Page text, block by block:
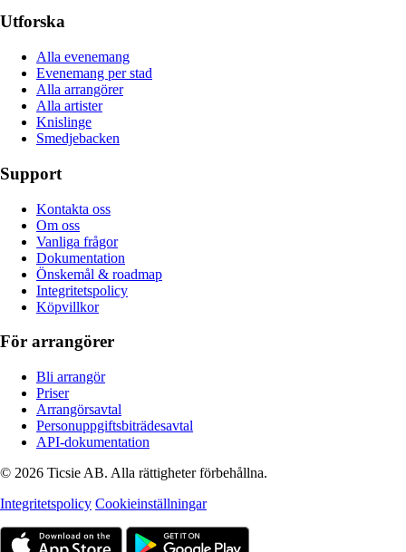
Utforska
Alla evenemang
Evenemang per stad
Alla arrangörer
Alla artister
Knislinge
Smedjebacken
Support
Kontakta oss
Om oss
Vanliga frågor
Dokumentation
Önskemål & roadmap
Integritetspolicy
Köpvillkor
För arrangörer
Bli arrangör
Priser
Arrangörsavtal
Personuppgiftsbiträdesavtal
API-dokumentation
© 2026 Ticsie AB. Alla rättigheter förbehållna.
Integritetspolicy Cookieinställningar